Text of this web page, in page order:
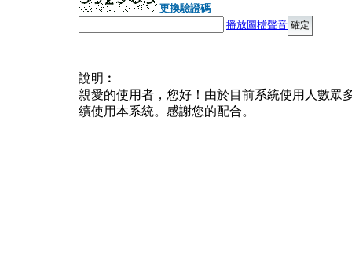
更換驗證碼
播放圖檔聲音
說明︰
親愛的使用者，您好！由於目前系統使用人數眾
續使用本系統。感謝您的配合。